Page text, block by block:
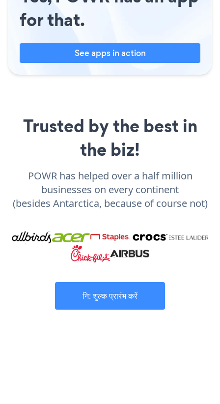
for that.
See apps in action
Trusted by the best in
the biz!
POWR has helped over a half million
businesses on every continent
(besides Antarctica, because of course not)
नि: शुल्क प्रारंभ करें